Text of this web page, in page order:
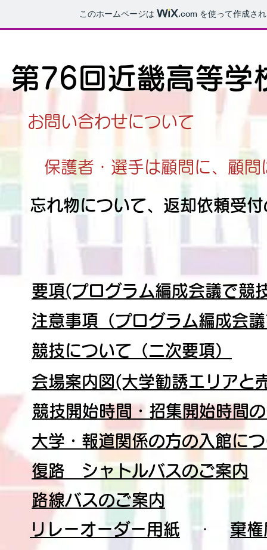
このホームページは .com を使って作成さ
第76回近畿高等学
​お問い合わせについて
保護者・選手は顧問に、顧問
忘れ物について、返却依頼受
要項(プログラム編成会議で競
注意事項（プログラム編成会
競技について（二次要項）
会場案内図(大学勧誘エリアと
競技開始時間・招集開始時間
大学・報道関係の方の入館に
復路 シャトルバスのご案内
路線バスのご案内
リレーオーダー用紙 ・ 棄